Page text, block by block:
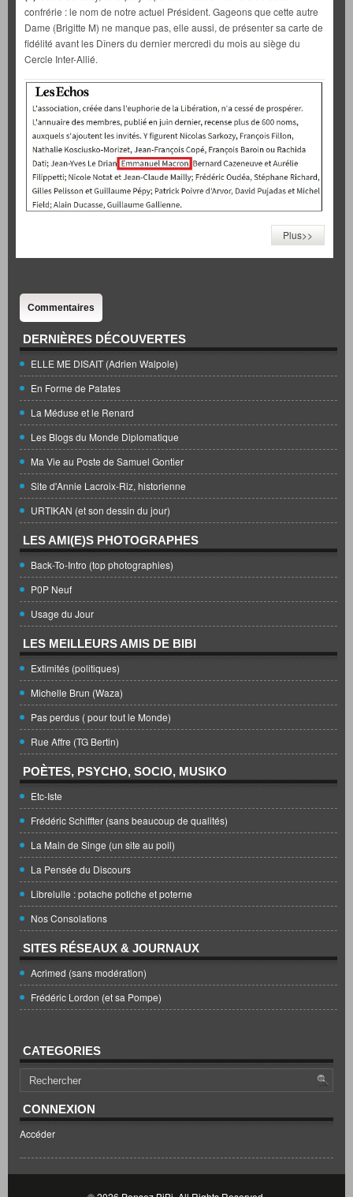
confrérie : le nom de notre actuel Président. Gageons que cette autre
Dame (Brigitte M) ne manque pas, elle aussi, de présenter sa carte de
fidélité avant les Dîners du dernier mercredi du mois au siège du
Cercle Inter-Allié.
Plus>>
Commentaires
DERNIÈRES DÉCOUVERTES
ELLE ME DISAIT (Adrien Walpole)
En Forme de Patates
La Méduse et le Renard
Les Blogs du Monde Diplomatique
Ma Vie au Poste de Samuel Gontier
Site d'Annie Lacroix-Riz, historienne
URTIKAN (et son dessin du jour)
LES AMI(E)S PHOTOGRAPHES
Back-To-Intro (top photographies)
P0P Neuf
Usage du Jour
LES MEILLEURS AMIS DE BIBI
Extimités (politiques)
Michelle Brun (Waza)
Pas perdus ( pour tout le Monde)
Rue Affre (TG Bertin)
POÈTES, PSYCHO, SOCIO, MUSIKO
Etc-Iste
Frédéric Schiffter (sans beaucoup de qualités)
La Main de Singe (un site au poil)
La Pensée du Discours
Librelulle : potache potiche et poterne
Nos Consolations
SITES RÉSEAUX & JOURNAUX
Acrimed (sans modération)
Frédéric Lordon (et sa Pompe)
CATEGORIES
CONNEXION
Accéder